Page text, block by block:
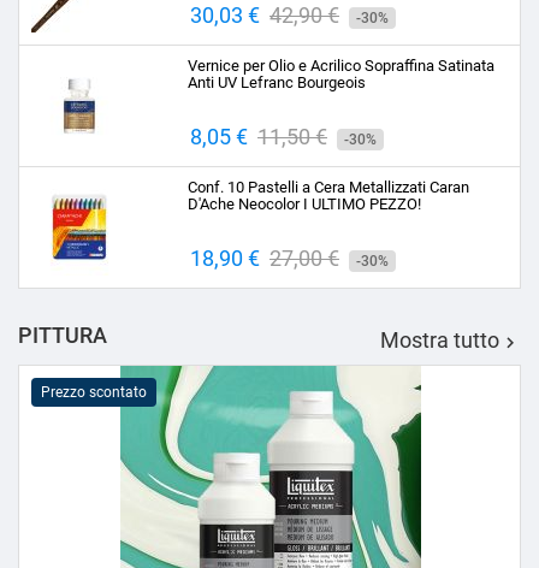
Prezzo
30,03 € Prezzo
base
42,90 € -30%
Vernice per Olio e Acrilico Sopraffina Satinata
Anti UV Lefranc Bourgeois
Prezzo
8,05 € Prezzo
base
11,50 € -30%
Conf. 10 Pastelli a Cera Metallizzati Caran
D'Ache Neocolor I ULTIMO PEZZO!
Prezzo
18,90 € Prezzo
base
27,00 € -30%
PITTURA Mostra tutto 
Prezzo scontato